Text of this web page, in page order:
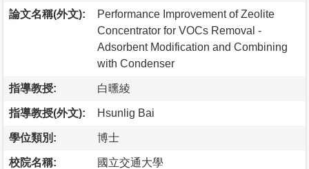
論文名稱(外文):
Performance Improvement of Zeolite
Concentrator for VOCs Removal -
Adsorbent Modification and Combining
with Condenser
指導教授: 白曛綾
指導教授(外文): Hsunlig Bai
學位類別: 博士
校院名稱: 國立交通大學